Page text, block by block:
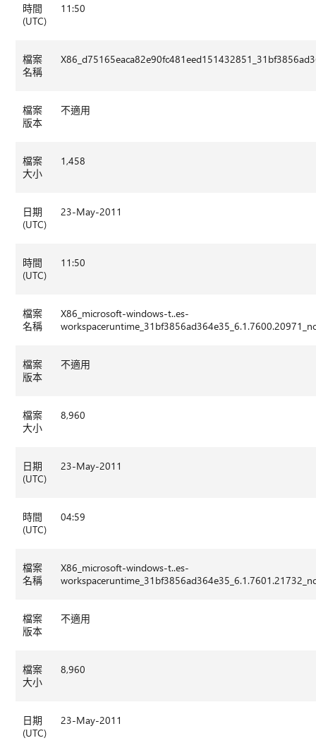
時間
(UTC)
11:50
檔案
名稱
檔案
版本
不適用
檔案
大小
1,458
日期
(UTC)
23-May-2011
時間
(UTC)
11:50
檔案
名稱
X86_microsoft-windows-t..es-
檔案
版本
不適用
檔案
大小
8,960
日期
(UTC)
23-May-2011
時間
(UTC)
04:59
檔案
名稱
X86_microsoft-windows-t..es-
檔案
版本
不適用
檔案
大小
8,960
日期
(UTC)
23-May-2011